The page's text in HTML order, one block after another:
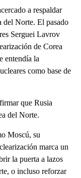
a respaldar
del Norte. El pasado
Serguei Lavrov
de Corea
entendía la
como base de
que Rusia
del Norte.
Moscú, su
marca un
la puerta a lazos
o incluso reforzar